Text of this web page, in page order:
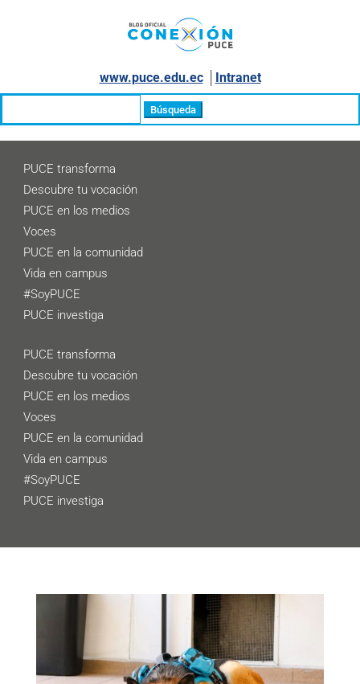
www.puce.edu.ec│ Intranet
PUCE transforma
Descubre tu vocación
PUCE en los medios
Voces
PUCE en la comunidad
Vida en campus
#SoyPUCE
PUCE investiga
PUCE transforma
Descubre tu vocación
PUCE en los medios
Voces
PUCE en la comunidad
Vida en campus
#SoyPUCE
PUCE investiga